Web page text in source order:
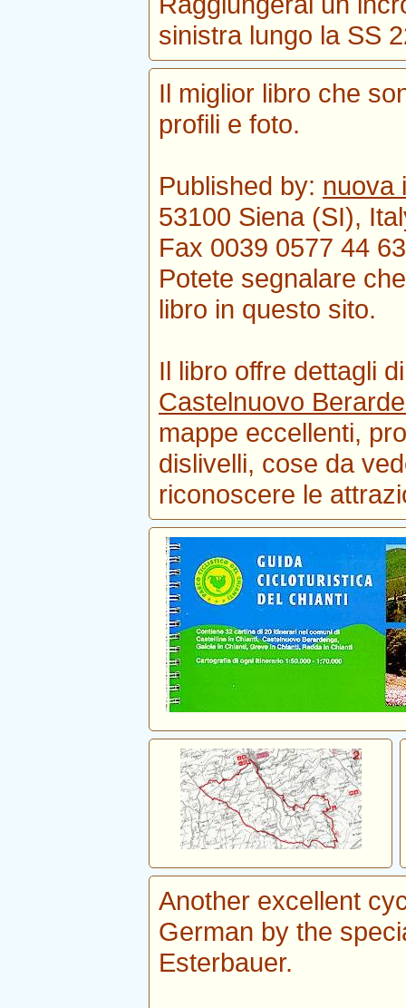
sinistra lungo la SS
Il miglior libro che
profili e foto.
Published by: nuova
53100 Siena (SI),
Fax 0039 0577 44
Potete segnalare
libro in questo sito.
Il libro offre dettagli
Castelnuovo
mappe eccellenti,
dislivelli, cose da
riconoscere le
Another excellent
German by the
Esterbauer.